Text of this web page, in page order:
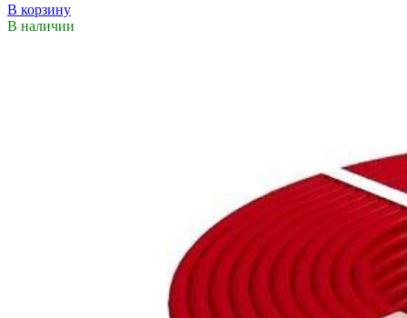
В корзину
В наличии